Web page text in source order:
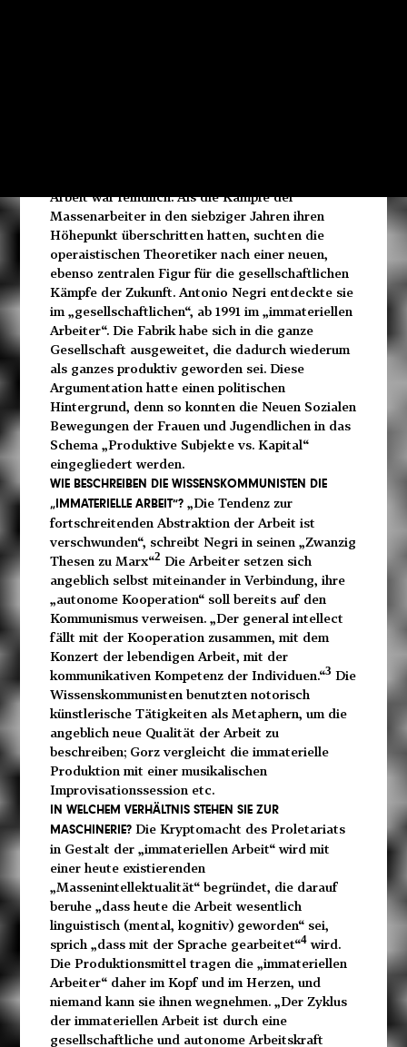
Arbeit war feindlich. Als die Kämpfe der
Massenarbeiter in den siebziger Jahren ihren
Höhepunkt überschritten hatten, suchten die
operaistischen Theoretiker nach einer neuen,
ebenso zentralen Figur für die gesellschaftlichen
Kämpfe der Zukunft. Antonio Negri entdeckte sie
im „gesellschaftlichen“, ab 1991 im „immateriellen
Arbeiter“. Die Fabrik habe sich in die ganze
Gesellschaft ausgeweitet, die dadurch wiederum
als ganzes produktiv geworden sei. Diese
Argumentation hatte einen politischen
Hintergrund, denn so konnten die Neuen Sozialen
Bewegungen der Frauen und Jugendlichen in das
Schema „Produktive Subjekte vs. Kapital“
eingegliedert werden.
WIE BESCHREIBEN DIE WISSENSKOMMUNISTEN DIE
„IMMATERIELLE ARBEIT“?„Die Tendenz zur
fortschreitenden Abstraktion der Arbeit ist
verschwunden“, schreibt Negri in seinen „Zwanzig
Thesen zu Marx“2 Die Arbeiter setzen sich
angeblich selbst miteinander in Verbindung, ihre
„autonome Kooperation“ soll bereits auf den
Kommunismus verweisen. „Der general intellect
fällt mit der Kooperation zusammen, mit dem
Konzert der lebendigen Arbeit, mit der
kommunikativen Kompetenz der Individuen.“3 Die
Wissenskommunisten benutzten notorisch
künstlerische Tätigkeiten als Metaphern, um die
angeblich neue Qualität der Arbeit zu
beschreiben; Gorz vergleicht die immaterielle
Produktion mit einer musikalischen
Improvisationssession etc.
IN WELCHEM VERHÄLTNIS STEHEN SIE ZUR
MASCHINERIE?Die Kryptomacht des Proletariats
in Gestalt der „immateriellen Arbeit“ wird mit
einer heute existierenden
„Massenintellektualität“ begründet, die darauf
beruhe „dass heute die Arbeit wesentlich
linguistisch (mental, kognitiv) geworden“ sei,
sprich „dass mit der Sprache gearbeitet“4wird.
Die Produktionsmittel tragen die „immateriellen
Arbeiter“ daher im Kopf und im Herzen, und
niemand kann sie ihnen wegnehmen. „Der Zyklus
der immateriellen Arbeit ist durch eine
gesellschaftliche und autonome Arbeitskraft